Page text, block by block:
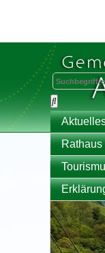
Rathaus